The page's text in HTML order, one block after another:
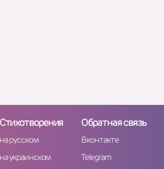
Стихотворения
на русском
на украинском
Обратная связь
Вконтакте
Telegram